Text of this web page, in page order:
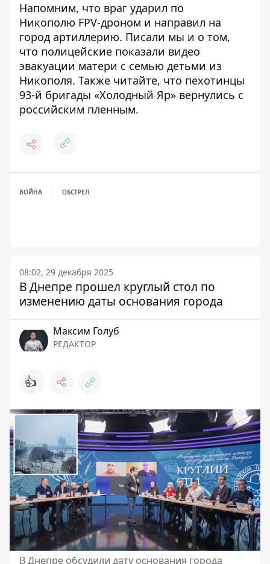
Напомним, что враг ударил по
Никополю FPV-дроном и направил на
город артиллерию. Писали мы и о том,
что полицейские показали видео
эвакуации матери с семью детьми из
Никополя. Также читайте, что пехотинцы
93-й бригады «Холодный Яр» вернулись с
российским пленным.
ВОЙНА ОБСТРЕЛ
08:02, 29 декабря 2025
В Днепре прошел круглый стол по
изменению даты основания города
Максим Голуб
РЕДАКТОР
👍
В Днепре обсудили дату основания города